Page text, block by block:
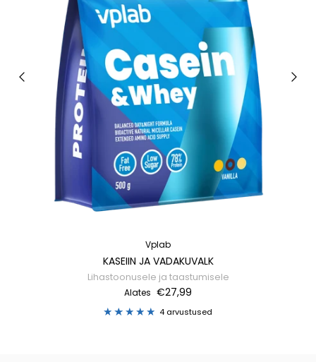
Vplab
KASEIIN JA VADAKUVALK
Lihastoonusele ja taastumisele
Alates €27,99
4 arvustused